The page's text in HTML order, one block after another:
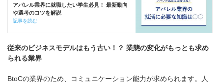
アパレル業界に就職したい学生必見！ 最新動向
や選考のコツを解説
記事を読む
従来のビジネスモデルはもう古い！？ 業態の変化がもっとも求め
られる業界
BtoCの業界のため、コミュニケーション能力が求められます。人